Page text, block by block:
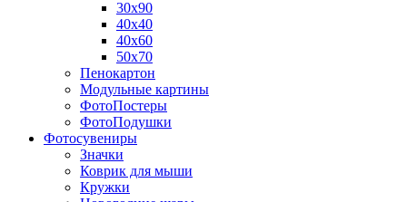
30х90
40х40
40х60
50х70
Пенокартон
Модульные картины
ФотоПостеры
ФотоПодушки
Фотоcувениры
Значки
Коврик для мыши
Кружки